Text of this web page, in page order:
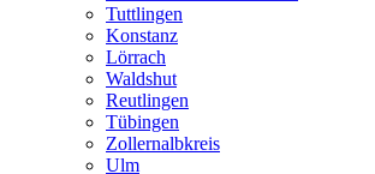
Tuttlingen
Konstanz
Lörrach
Waldshut
Reutlingen
Tübingen
Zollernalbkreis
Ulm